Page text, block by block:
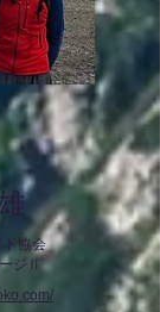
ド協会
ジⅡ